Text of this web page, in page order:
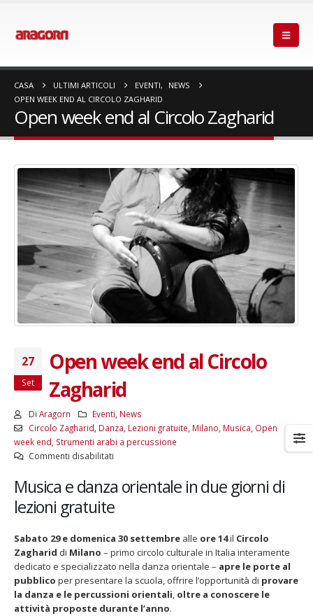
CASA ULTIMI ARTICOLI EVENTI,
NEWS
OPEN WEEK END AL CIRCOLO ZAGHARID
Open week end al Circolo Zagharid
27
Set
Open week end al Circolo
Zagharid
Di Aragorn Eventi, News
Circolo Zagharid, Danza, Lezioni gratuite, Milano, Musica, Open
week end, Strumenti arabi a percussione
Commenti disabilitatisu
week
al
Zagharid
Musica e danza orientale in due giorni di
lezioni gratuite
Sabato 29 e domenica 30 settembre alle ore 14il Circolo
Zagharid di Milano – primo circolo culturale in Italia interamente
dedicato e specializzato nella danza orientale – apre le porte al
pubblico per presentare la scuola, offrire l’opportunità di provare
la danza e le percussioni orientali, oltre a conoscere le
attività proposte durante l’anno.